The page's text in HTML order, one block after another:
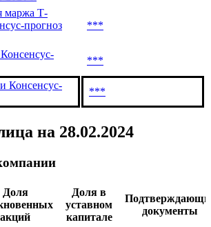
маржа Т-
прогноз
***
***
Консенсус-
***
на 28.02.2024
Доля
акций
Доля в
уставном
капитале
документы